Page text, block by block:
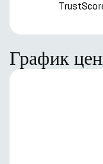
График